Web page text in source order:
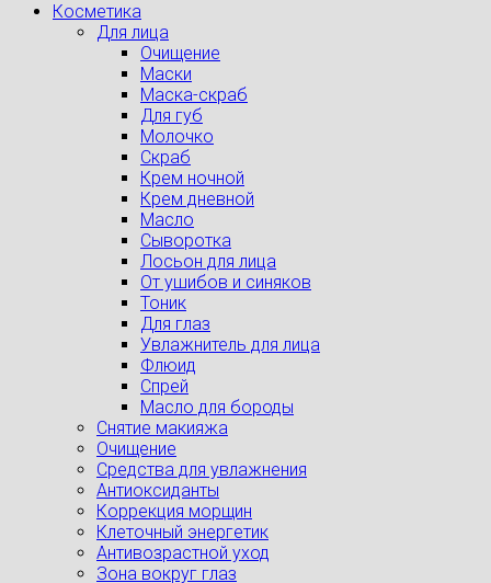
Косметика
Для лица
Очищение
Маски
Маска-скраб
Для губ
Молочко
Скраб
Крем ночной
Крем дневной
Масло
Сыворотка
Лосьон для лица
От ушибов и синяков
Тоник
Для глаз
Увлажнитель для лица
Флюид
Спрей
Масло для бороды
Снятие макияжа
Очищение
Средства для увлажнения
Антиоксиданты
Коррекция морщин
Клеточный энергетик
Антивозрастной уход
Зона вокруг глаз